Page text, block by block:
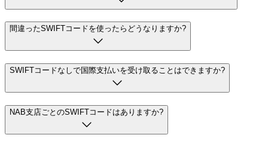
間違ったSWIFTコードを使ったらどうなりますか?
SWIFTコードなしで国際支払いを受け取ることはできますか?
NAB支店ごとのSWIFTコードはありますか?